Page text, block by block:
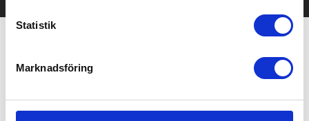
Statistik
Marknadsföring